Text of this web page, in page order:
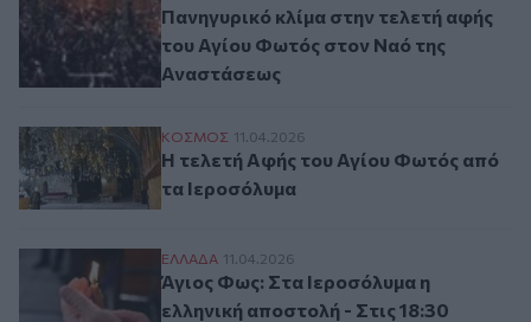
Πανηγυρικό κλίμα στην τελετή αφής
του Αγίου Φωτός στον Ναό της
Αναστάσεως
H τελετή Αφής του Αγίου Φωτός από τα
ΚΟΣΜΟΣ 11.04.2026
H τελετή Αφής του Αγίου Φωτός από
τα Ιεροσόλυμα
Άγιος Φως: Στα Ιεροσόλυμα η ελληνική
ΕΛΛAΔΑ 11.04.2026
Άγιος Φως: Στα Ιεροσόλυμα η
ελληνική αποστολή - Στις 18:30